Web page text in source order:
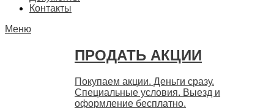
Контакты
Меню
ПРОДАТЬ АКЦИИ
Покупаем акции. Деньги сразу.
Специальные условия. Выезд и
оформление бесплатно.